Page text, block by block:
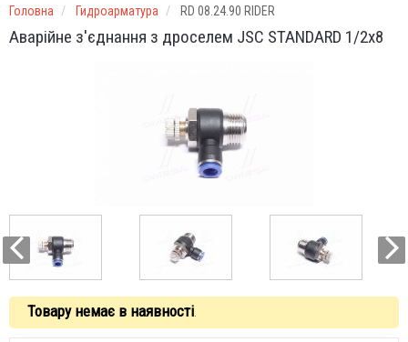
Головна Гидроарматура RD 08.24.90 RIDER
Аварійне з'єднання з дроселем JSC STANDARD 1/2х8
Товару немає в наявності